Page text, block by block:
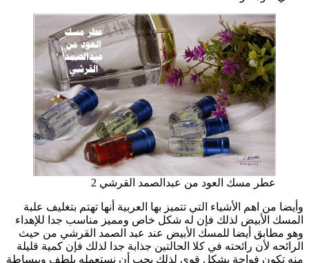
عطر مسك العود من عبدالصمد القرشي 2
وأيضا من اهم الأشياء التي تتميز بها العربية أنها تهتم بتغليف علبة
المسك الأبيض لذلك فإن له شكل خاص ومميز مناسب جدا للإهداء
وهو مطابق أيضا للمسك الأبيض عند عبد الصمد القرشي من حيث
الرائحه لأن رائحته في كلا الحالتين جذابة جدا لذلك فإن كمية قليلة
منه تكون فواحة بشكل قوي لذلك يجب أن نستعمله بلطف وببساطة